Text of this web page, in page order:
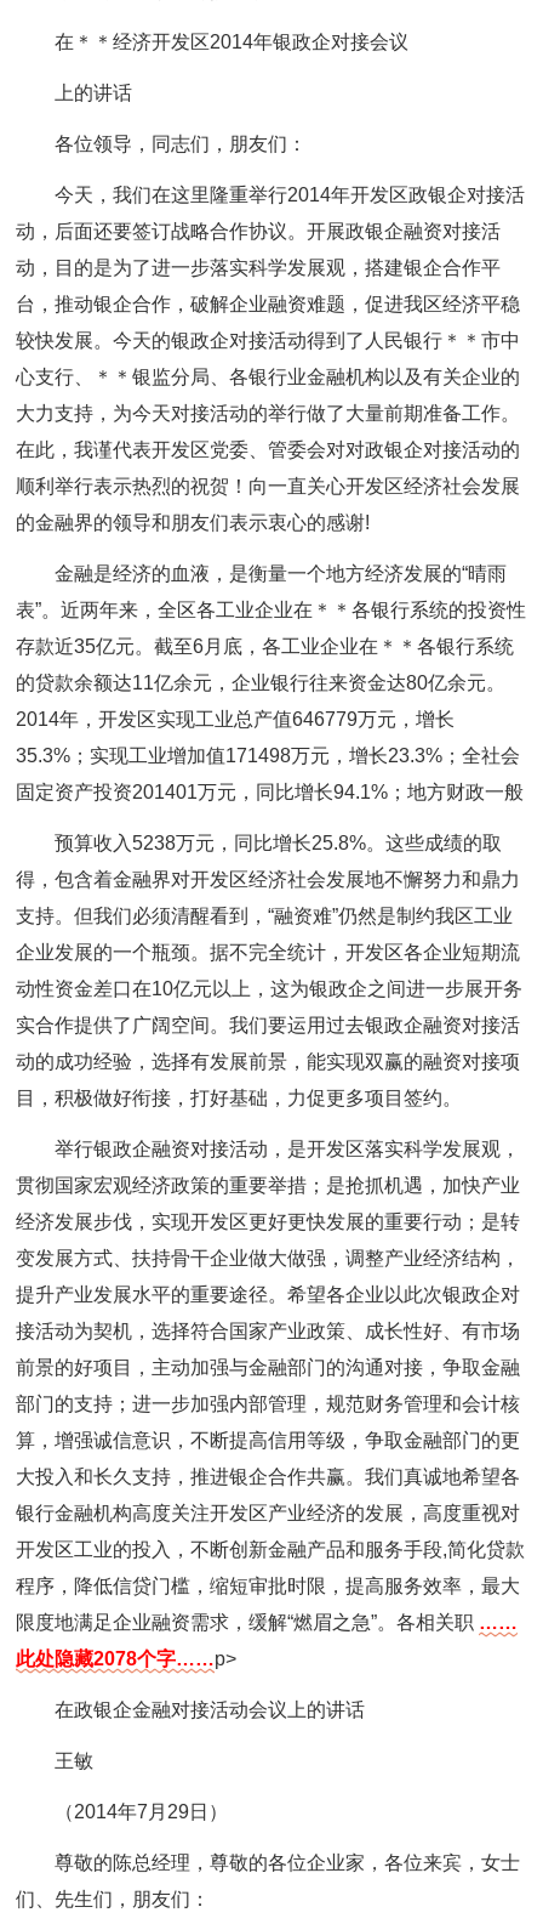
在＊＊经济开发区2014年银政企对接会议
上的讲话
各位领导，同志们，朋友们：
今天，我们在这里隆重举行2014年开发区政银企对接活
动，后面还要签订战略合作协议。开展政银企融资对接活
动，目的是为了进一步落实科学发展观，搭建银企合作平
台，推动银企合作，破解企业融资难题，促进我区经济平稳
较快发展。今天的银政企对接活动得到了人民银行＊＊市中
心支行、＊＊银监分局、各银行业金融机构以及有关企业的
大力支持，为今天对接活动的举行做了大量前期准备工作。
在此，我谨代表开发区党委、管委会对对政银企对接活动的
顺利举行表示热烈的祝贺！向一直关心开发区经济社会发展
的金融界的领导和朋友们表示衷心的感谢!
金融是经济的血液，是衡量一个地方经济发展的“晴雨
表”。近两年来，全区各工业企业在＊＊各银行系统的投资性
存款近35亿元。截至6月底，各工业企业在＊＊各银行系统
的贷款余额达11亿余元，企业银行往来资金达80亿余元。
2014年，开发区实现工业总产值646779万元，增长
35.3%；实现工业增加值171498万元，增长23.3%；全社会
固定资产投资201401万元，同比增长94.1%；地方财政一般
预算收入5238万元，同比增长25.8%。这些成绩的取
得，包含着金融界对开发区经济社会发展地不懈努力和鼎力
支持。但我们必须清醒看到，“融资难”仍然是制约我区工业
企业发展的一个瓶颈。据不完全统计，开发区各企业短期流
动性资金差口在10亿元以上，这为银政企之间进一步展开务
实合作提供了广阔空间。我们要运用过去银政企融资对接活
动的成功经验，选择有发展前景，能实现双赢的融资对接项
目，积极做好衔接，打好基础，力促更多项目签约。
举行银政企融资对接活动，是开发区落实科学发展观，
贯彻国家宏观经济政策的重要举措；是抢抓机遇，加快产业
经济发展步伐，实现开发区更好更快发展的重要行动；是转
变发展方式、扶持骨干企业做大做强，调整产业经济结构，
提升产业发展水平的重要途径。希望各企业以此次银政企对
接活动为契机，选择符合国家产业政策、成长性好、有市场
前景的好项目，主动加强与金融部门的沟通对接，争取金融
部门的支持；进一步加强内部管理，规范财务管理和会计核
算，增强诚信意识，不断提高信用等级，争取金融部门的更
大投入和长久支持，推进银企合作共赢。我们真诚地希望各
银行金融机构高度关注开发区产业经济的发展，高度重视对
开发区工业的投入，不断创新金融产品和服务手段,简化贷款
程序，降低信贷门槛，缩短审批时限，提高服务效率，最大
限度地满足企业融资需求，缓解“燃眉之急”。各相关职 ……
此处隐藏2078个字……p>
在政银企金融对接活动会议上的讲话
王敏
（2014年7月29日）
尊敬的陈总经理，尊敬的各位企业家，各位来宾，女士
们、先生们，朋友们：